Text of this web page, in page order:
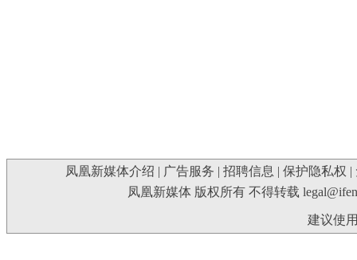
凤凰新媒体介绍 | 广告服务 | 招聘信息 | 保护隐私权 |
凤凰新媒体 版权所有 不得转载
建议使